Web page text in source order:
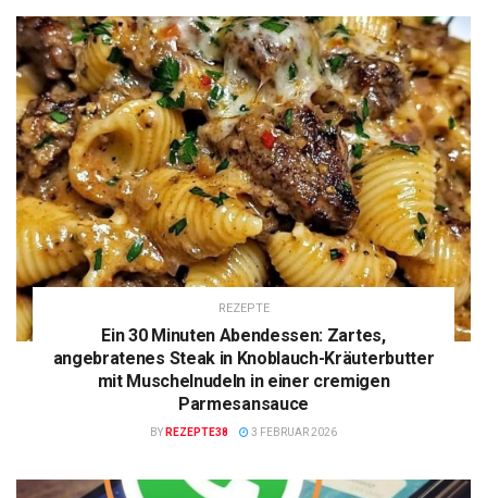
REZEPTE
Ein 30 Minuten Abendessen: Zartes,
angebratenes Steak in Knoblauch-Kräuterbutter
mit Muschelnudeln in einer cremigen
Parmesansauce
BY REZEPTE38 3 FEBRUAR 2026